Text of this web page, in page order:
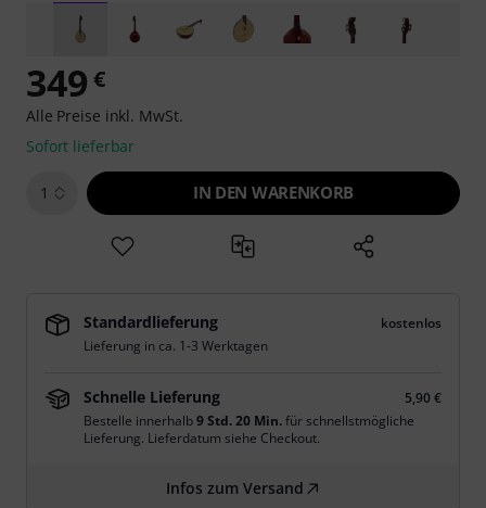
349 €
Alle Preise inkl. MwSt.
Sofort lieferbar
1 IN DEN WARENKORB
Standardlieferung
kostenlos
Lieferung in ca. 1-3 Werktagen
Schnelle Lieferung
5,90 €
Bestelle innerhalb9 Std. 20 Min.für schnellstmögliche
Lieferung. Lieferdatum siehe Checkout.
Infos zum Versand